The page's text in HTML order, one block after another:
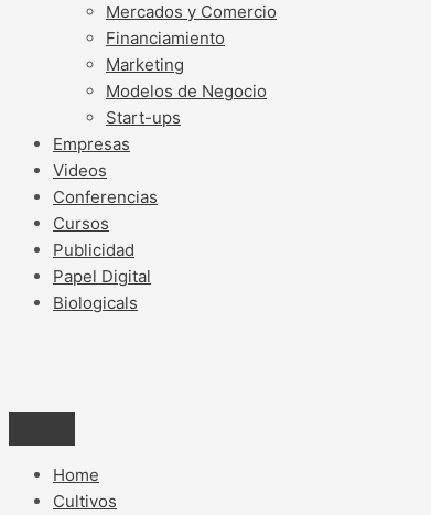
Mercados y Comercio
Financiamiento
Marketing
Modelos de Negocio
Start-ups
Empresas
Videos
Conferencias
Cursos
Publicidad
Papel Digital
Biologicals
Home
Cultivos